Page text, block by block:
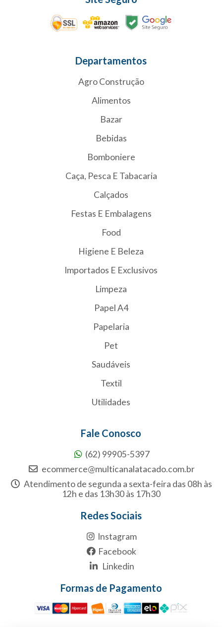
Departamentos
Agro Construção
Alimentos
Bazar
Bebidas
Bomboniere
Caça, Pesca E Tabacaria
Calçados
Festas E Embalagens
Food
Higiene E Beleza
Importados E Exclusivos
Limpeza
Papel A4
Papelaria
Pet
Saudáveis
Textil
Utilidades
Fale Conosco
(62) 99905-5397
ecommerce@multicanalatacado.com.br
Atendimento de segunda a sexta-feira das 08h às
12h e das 13h30 às 17h30
Redes Sociais
Instagram
Facebook
Linkedin
Formas de Pagamento